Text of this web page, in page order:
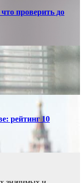
проверить до
рейтинг 10